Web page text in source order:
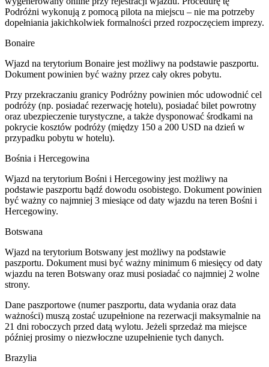
Podróżni wykonują z pomocą pilota na miejscu – nie ma potrzeby
dopełniania jakichkolwiek formalności przed rozpoczęciem imprezy.
Bonaire
Wjazd na terytorium Bonaire jest możliwy na podstawie paszportu.
Dokument powinien być ważny przez cały okres pobytu.
Przy przekraczaniu granicy Podróżny powinien móc udowodnić cel
podróży (np. posiadać rezerwację hotelu), posiadać bilet powrotny
oraz ubezpieczenie turystyczne, a także dysponować środkami na
pokrycie kosztów podróży (między 150 a 200 USD na dzień w
przypadku pobytu w hotelu).
Bośnia i Hercegowina
Wjazd na terytorium Bośni i Hercegowiny jest możliwy na
podstawie paszportu bądź dowodu osobistego. Dokument powinien
być ważny co najmniej 3 miesiące od daty wjazdu na teren Bośni i
Hercegowiny.
Botswana
Wjazd na terytorium Botswany jest możliwy na podstawie
paszportu. Dokument musi być ważny minimum 6 miesięcy od daty
wjazdu na teren Botswany oraz musi posiadać co najmniej 2 wolne
strony.
Dane paszportowe (numer paszportu, data wydania oraz data
ważności) muszą zostać uzupełnione na rezerwacji maksymalnie na
21 dni roboczych przed datą wylotu. Jeżeli sprzedaż ma miejsce
później prosimy o niezwłoczne uzupełnienie tych danych.
Brazylia